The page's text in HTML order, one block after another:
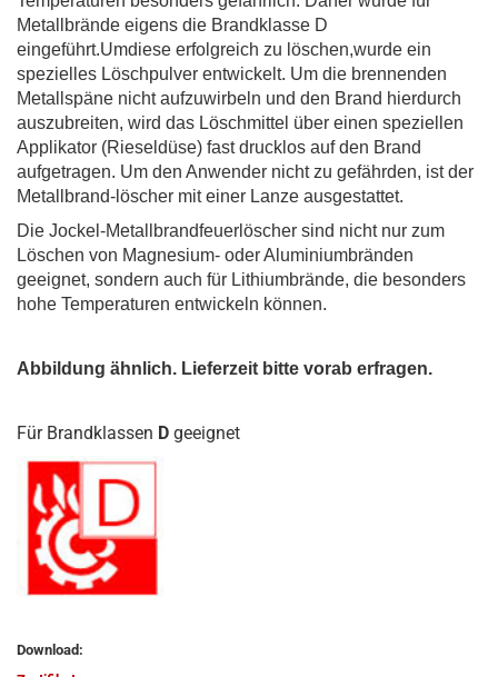
Metallbrände eigens die Brandklasse D
eingeführt.Umdiese erfolgreich zu löschen,wurde ein
spezielles Löschpulver entwickelt. Um die brennenden
Metallspäne nicht aufzuwirbeln und den Brand hierdurch
auszubreiten, wird das Löschmittel über einen speziellen
Applikator (Rieseldüse) fast drucklos auf den Brand
aufgetragen. Um den Anwender nicht zu gefährden, ist der
Metallbrand-löscher mit einer Lanze ausgestattet.
Die Jockel-Metallbrandfeuerlöscher sind nicht nur zum
Löschen von Magnesium- oder Aluminiumbränden
geeignet, sondern auch für Lithiumbrände, die besonders
hohe Temperaturen entwickeln können.
Abbildung ähnlich. Lieferzeit bitte vorab erfragen.
Für Brandklassen D geeignet
Download: